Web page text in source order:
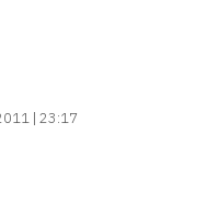
| 23:17